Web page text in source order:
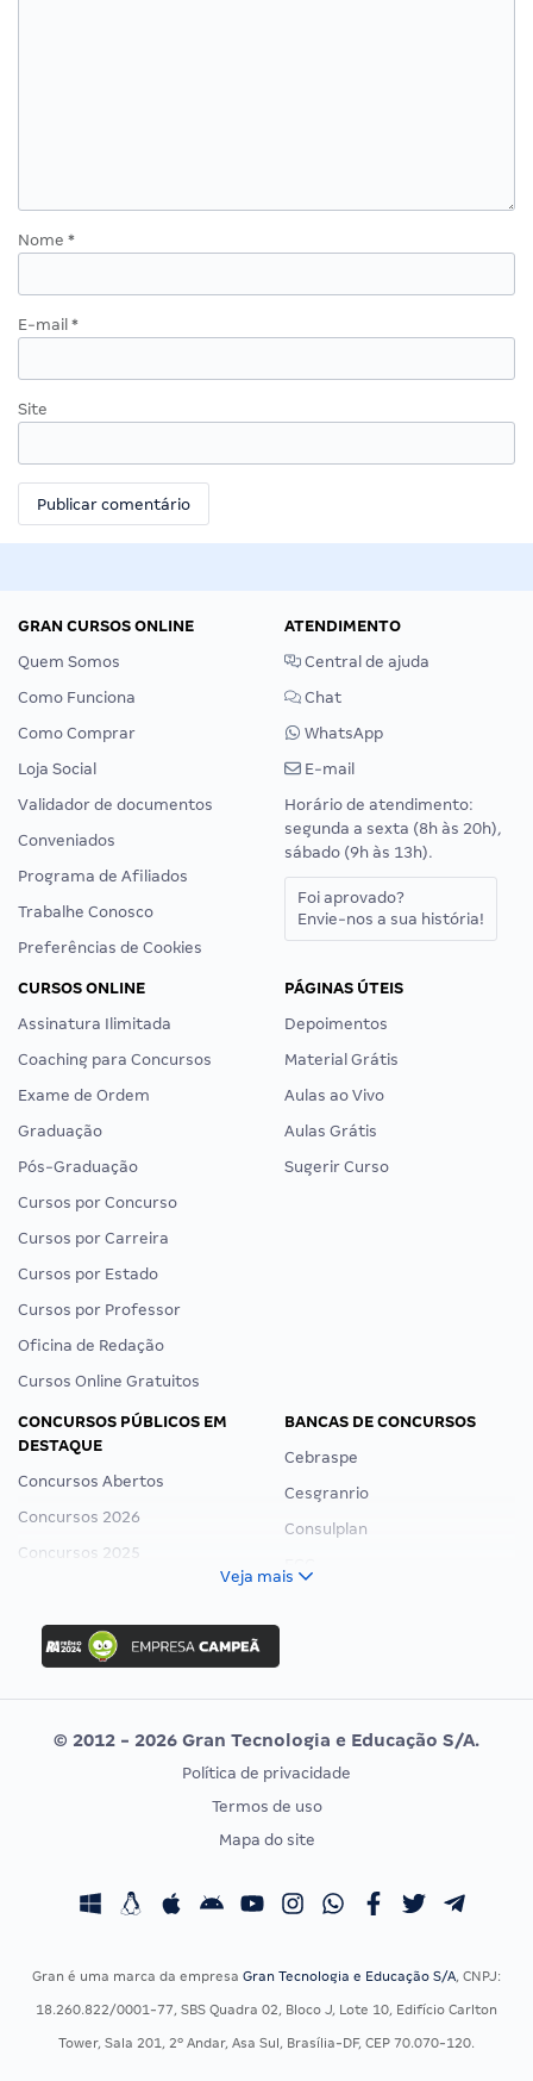
Nome *
E-mail *
Site
GRAN CURSOS ONLINE
Quem Somos
Como Funciona
Como Comprar
Loja Social
Validador de documentos
Conveniados
Programa de Afiliados
Trabalhe Conosco
Preferências de Cookies
ATENDIMENTO
Central de ajuda
Chat
WhatsApp
E-mail
Horário de atendimento:
segunda a sexta (8h às 20h),
sábado (9h às 13h).
Foi aprovado?
Envie-nos a sua história!
CURSOS ONLINE
Assinatura Ilimitada
Coaching para Concursos
Exame de Ordem
Graduação
Pós-Graduação
Cursos por Concurso
Cursos por Carreira
Cursos por Estado
Cursos por Professor
Oficina de Redação
Cursos Online Gratuitos
PÁGINAS ÚTEIS
Depoimentos
Material Grátis
Aulas ao Vivo
Aulas Grátis
Sugerir Curso
CONCURSOS PÚBLICOS EM
DESTAQUE
Concursos Abertos
Concursos 2026
Concursos 2025
Concurso Ibama
Concurso MPU
Editais publicados
BANCAS DE CONCURSOS
Cebraspe
Cesgranrio
Consulplan
Vunesp
CONCURSOS POR PROFISSÃO
Concursos Fiscais
Concursos Saúde
EXAME DE ORDEM
Calendário OAB
Veja mais
© 2012 - 2026 Gran Tecnologia e Educação S/A.
Política de privacidade
Termos de uso
Mapa do site
Gran é uma marca da empresa Gran Tecnologia e Educação S/A, CNPJ:
18.260.822/0001-77, SBS Quadra 02, Bloco J, Lote 10, Edifício Carlton
Tower, Sala 201, 2º Andar, Asa Sul, Brasília-DF, CEP 70.070-120.